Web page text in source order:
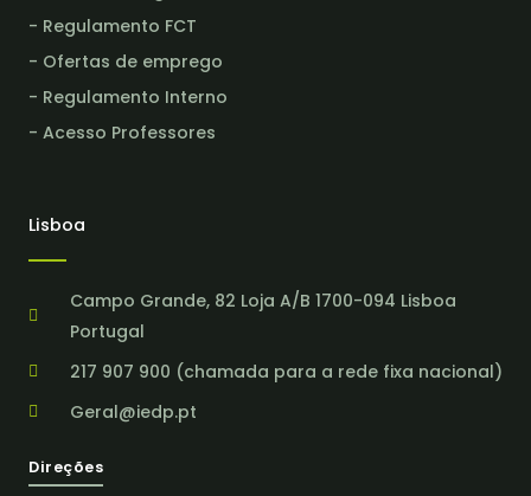
- Regulamento FCT
- Ofertas de emprego
- Regulamento Interno
- Acesso Professores
Lisboa
Campo Grande, 82 Loja A/B 1700-094 Lisboa
Portugal
217 907 900 (chamada para a rede fixa nacional)
Geral@iedp.pt
Direções